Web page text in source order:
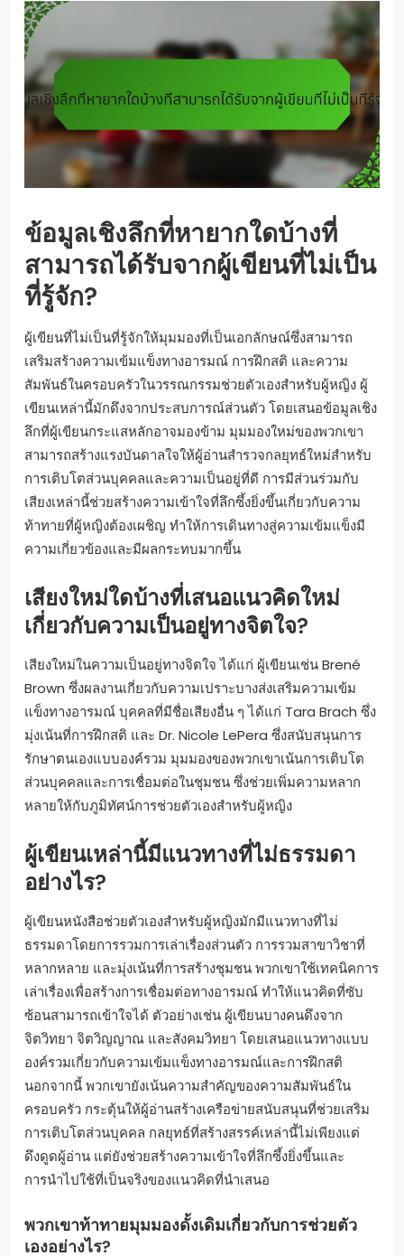
ข้อมูลเชิงลึกที่หายากใดบ้างที่
สามารถได้รับจากผู้เขียนที่ไม่เป็น
ที่รู้จัก?
ผู้เขียนที่ไม่เป็นที่รู้จักให้มุมมองที่เป็นเอกลักษณ์ซึ่งสามารถ
เสริมสร้างความเข้มแข็งทางอารมณ์ การฝึกสติ และความ
สัมพันธ์ในครอบครัวในวรรณกรรมช่วยตัวเองสำหรับผู้หญิง ผู้
เขียนเหล่านี้มักดึงจากประสบการณ์ส่วนตัว โดยเสนอข้อมูลเชิง
ลึกที่ผู้เขียนกระแสหลักอาจมองข้าม มุมมองใหม่ของพวกเขา
สามารถสร้างแรงบันดาลใจให้ผู้อ่านสำรวจกลยุทธ์ใหม่สำหรับ
การเติบโตส่วนบุคคลและความเป็นอยู่ที่ดี การมีส่วนร่วมกับ
เสียงเหล่านี้ช่วยสร้างความเข้าใจที่ลึกซึ้งยิ่งขึ้นเกี่ยวกับความ
ท้าทายที่ผู้หญิงต้องเผชิญ ทำให้การเดินทางสู่ความเข้มแข็งมี
ความเกี่ยวข้องและมีผลกระทบมากขึ้น
เสียงใหม่ใดบ้างที่เสนอแนวคิดใหม่
เกี่ยวกับความเป็นอยู่ทางจิตใจ?
เสียงใหม่ในความเป็นอยู่ทางจิตใจ ได้แก่ ผู้เขียนเช่น Brené
Brown ซึ่งผลงานเกี่ยวกับความเปราะบางส่งเสริมความเข้ม
แข็งทางอารมณ์ บุคคลที่มีชื่อเสียงอื่น ๆ ได้แก่ Tara Brach ซึ่ง
มุ่งเน้นที่การฝึกสติ และ Dr. Nicole LePera ซึ่งสนับสนุนการ
รักษาตนเองแบบองค์รวม มุมมองของพวกเขาเน้นการเติบโต
ส่วนบุคคลและการเชื่อมต่อในชุมชน ซึ่งช่วยเพิ่มความหลาก
หลายให้กับภูมิทัศน์การช่วยตัวเองสำหรับผู้หญิง
ผู้เขียนเหล่านี้มีแนวทางที่ไม่ธรรมดา
อย่างไร?
ผู้เขียนหนังสือช่วยตัวเองสำหรับผู้หญิงมักมีแนวทางที่ไม่
ธรรมดาโดยการรวมการเล่าเรื่องส่วนตัว การรวมสาขาวิชาที่
หลากหลาย และมุ่งเน้นที่การสร้างชุมชน พวกเขาใช้เทคนิคการ
เล่าเรื่องเพื่อสร้างการเชื่อมต่อทางอารมณ์ ทำให้แนวคิดที่ซับ
ซ้อนสามารถเข้าใจได้ ตัวอย่างเช่น ผู้เขียนบางคนดึงจาก
จิตวิทยา จิตวิญญาณ และสังคมวิทยา โดยเสนอแนวทางแบบ
องค์รวมเกี่ยวกับความเข้มแข็งทางอารมณ์และการฝึกสติ
นอกจากนี้ พวกเขายังเน้นความสำคัญของความสัมพันธ์ใน
ครอบครัว กระตุ้นให้ผู้อ่านสร้างเครือข่ายสนับสนุนที่ช่วยเสริม
การเติบโตส่วนบุคคล กลยุทธ์ที่สร้างสรรค์เหล่านี้ไม่เพียงแต่
ดึงดูดผู้อ่าน แต่ยังช่วยสร้างความเข้าใจที่ลึกซึ้งยิ่งขึ้นและ
การนำไปใช้ที่เป็นจริงของแนวคิดที่นำเสนอ
พวกเขาท้าทายมุมมองดั้งเดิมเกี่ยวกับการช่วยตัว
เองอย่างไร?